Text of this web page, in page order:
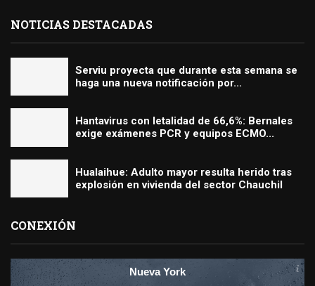
NOTICIAS DESTACADAS
Serviu proyecta que durante esta semana se
haga una nueva notificación por...
Hantavirus con letalidad de 66,6%: Bernales
exige exámenes PCR y equipos ECMO...
Hualaihue: Adulto mayor resulta herido tras
explosión en vivienda del sector Chauchil
CONEXIÓN
Nueva York